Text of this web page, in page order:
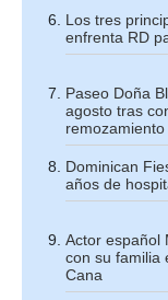
Los tres
enfrenta RD
Paseo Doña
agosto tras
remozamiento
Dominican
años de
Actor español
con su familia
Cana